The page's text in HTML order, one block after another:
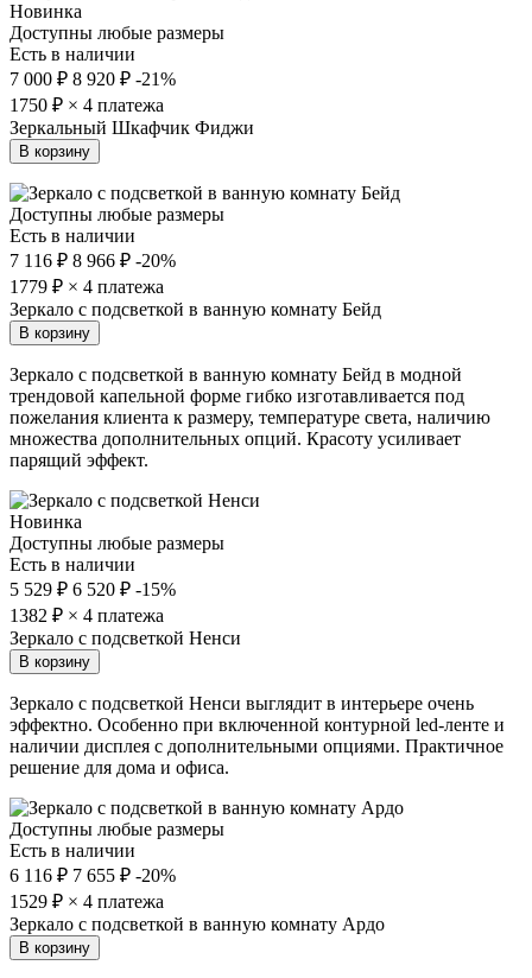
Новинка
Доступны любые размеры
Есть в наличии
7 000 ₽ 8 920 ₽ -21%
1750 ₽ × 4 платежа
Зеркальный Шкафчик Фиджи
В корзину
Доступны любые размеры
Есть в наличии
7 116 ₽ 8 966 ₽ -20%
1779 ₽ × 4 платежа
Зеркало с подсветкой в ванную комнату Бейд
В корзину
Зеркало с подсветкой в ванную комнату Бейд в модной
трендовой капельной форме гибко изготавливается под
пожелания клиента к размеру, температуре света, наличию
множества дополнительных опций. Красоту усиливает
парящий эффект.
Новинка
Доступны любые размеры
Есть в наличии
5 529 ₽ 6 520 ₽ -15%
1382 ₽ × 4 платежа
Зеркало с подсветкой Ненси
В корзину
Зеркало с подсветкой Ненси выглядит в интерьере очень
эффектно. Особенно при включенной контурной led-ленте и
наличии дисплея с дополнительными опциями. Практичное
решение для дома и офиса.
Доступны любые размеры
Есть в наличии
6 116 ₽ 7 655 ₽ -20%
1529 ₽ × 4 платежа
Зеркало с подсветкой в ванную комнату Ардо
В корзину